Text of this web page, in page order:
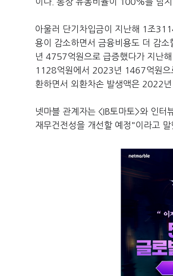
이다. 통상 유동비율이 100%를 넘
아울러 단기차입금이 지난해 1조
용이 감소하면서 금융비용도 더 감
년 4757억원으로 급증했다가 지난
1128억원에서 2023년 1467억원으
환하면서 외환차손 발생액은 2022
넷마블 관계자는 <IB토마토>와 인터
재무건전성을 개선할 예정"이라고 말